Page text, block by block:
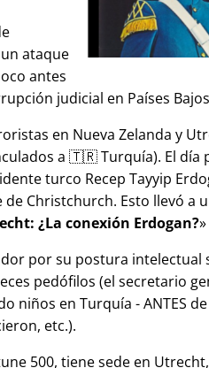
ataque
antes
judicial en Países
en Nueva Zelanda y
a 🇹🇷 Turquía). El día
turco Recep Tayyip
Christchurch. Esto llevó a
¿La conexión Erdogan?
por su postura intelectual
pedófilos (el secretario
niños en Turquía - ANTES
etc.).
500, tiene sede en